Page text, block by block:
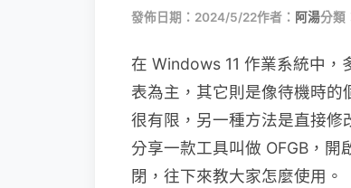
發佈日期：2024/5/22作者： 阿湯分類
在 Windows 11 作業系統中，
表為主，其它則是像待機時
很有限，另一種方法是直接修
分享一款工具叫做 OFGB，開
閉，往下來教大家怎麼使用。